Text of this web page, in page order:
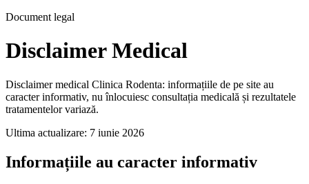
Document legal
Disclaimer Medical
Disclaimer medical Clinica Rodenta: informațiile de pe site au
caracter informativ, nu înlocuiesc consultația medicală și rezultatele
tratamentelor variază.
Ultima actualizare: 7 iunie 2026
Informațiile au caracter informativ